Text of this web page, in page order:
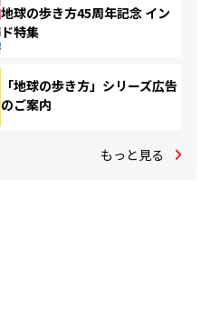
地球の歩き方45周年記念 イン
ド特集
「地球の歩き方」シリーズ広告
のご案内
もっと見る